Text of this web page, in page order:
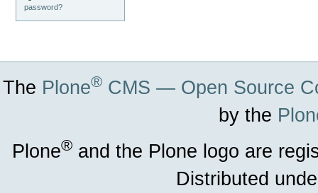
password?
The Plone® CMS — Open Source
by the
Plone® and the Plone logo are
Distributed